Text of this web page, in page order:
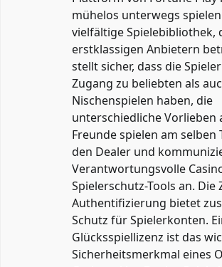
mühelos unterwegs
vielfältige Spielebibliothek,
erstklassigen Anbietern
stellt sicher, dass die
Zugang zu beliebten als
Nischenspielen haben, die
unterschiedliche Vorlieben
Freunde spielen am selben
den Dealer und
Verantwortungsvolle
Spielerschutz-Tools an. Die
Authentifizierung bietet
Schutz für Spielerkonten.
Glücksspiellizenz ist das
Sicherheitsmerkmal eines